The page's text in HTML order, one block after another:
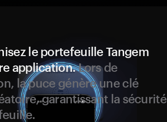
le portefeuille Tangem
application.Lors de
la puce génère une clé
garantissant la sécurité